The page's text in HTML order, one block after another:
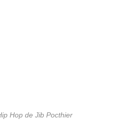
Hop de Jib Pocthier